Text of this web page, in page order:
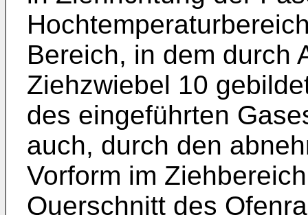
Bereich, in dem durch
Ziehzwiebel 10
des eingeführten
auch, durch den
Vorform im
Querschnitt des